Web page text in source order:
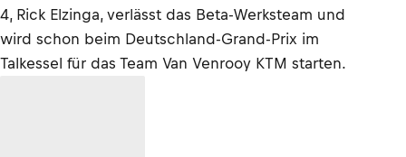
4, Rick Elzinga, verlässt das Beta-Werksteam und
wird schon beim Deutschland-Grand-Prix im
Talkessel für das Team Van Venrooy KTM starten.